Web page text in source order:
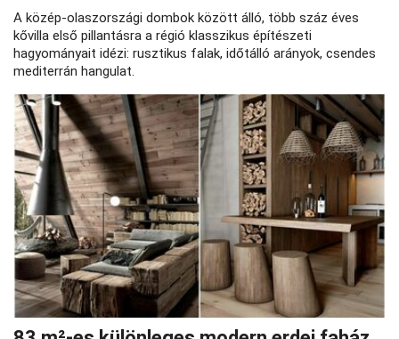
A közép‑olaszországi dombok között álló, több száz éves
kővilla első pillantásra a régió klasszikus építészeti
hagyományait idézi: rusztikus falak, időtálló arányok, csendes
mediterrán hangulat.